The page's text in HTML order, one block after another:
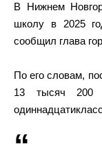
В Нижнем
школу в 2025
сообщил глава
По его словам,
13 тысяч 200